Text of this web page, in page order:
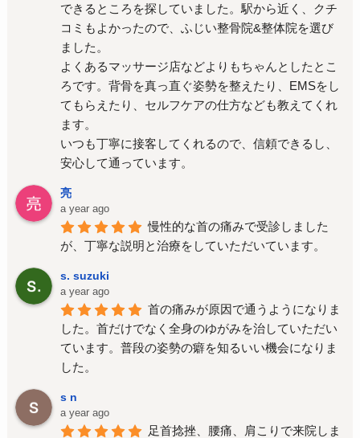
できるところを探していました。駅から近く、クチ
コミもよかったので、ふじい整骨院&整体院を選び
ました。
よくあるマッサージ店などよりもちゃんとしたとこ
ろです。背骨を真っ直ぐ姿勢を整えたり、EMSをし
てもらえたり、セルフケアの仕方なども教えてくれ
ます。
いつも丁寧に接客してくれるので、信頼できるし、
安心して通っています。
亮
a year ago
慢性的な首の痛みで受診しました
が、丁寧な説明と治療をしていただいています。
s. suzuki
a year ago
首の痛みが原因で通うようになりま
した。首だけでなく全身のゆがみを治していただい
ています。普段の姿勢の癖を知るいい機会になりま
した。
s n
a year ago
足首捻挫、腰痛、肩こりで来院しま